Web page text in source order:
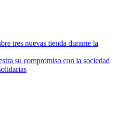
tres nuevas tienda durante la
su compromiso con la sociedad